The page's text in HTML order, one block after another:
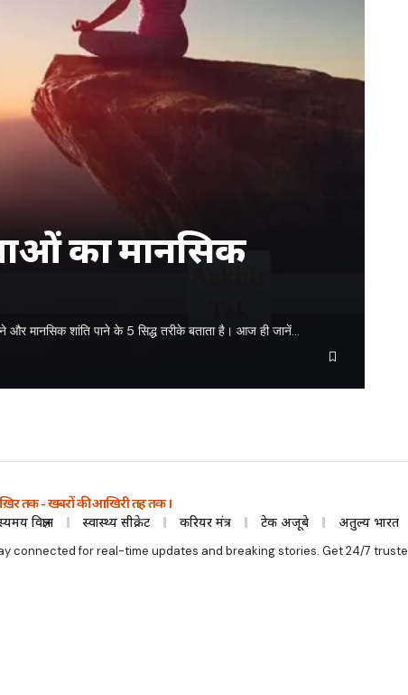
का मानसिक
मानसिक शांति पाने के 5 सिद्ध तरीके बताता है। आज ही जानें…
तक - खबरों की आखिरी तह तक ।
विज्ञान स्वास्थ्य सीक्रेट करियर मंत्र टेक अजूबे अतुल्य भारत
connected for real-time updates and breaking stories. Get 24/7